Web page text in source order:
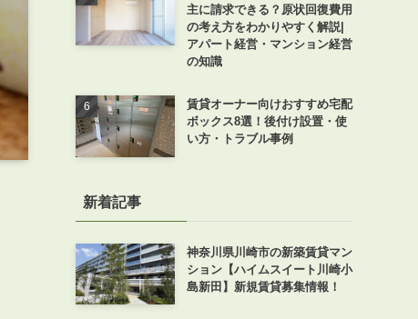
主に請求できる？原状回復費用
の考え方をわかりやすく解説|
アパート経営・マンション経営
の知識
賃貸オーナー向けおすすめ宅配
ボックス8選！後付け設置・使
い方・トラブル事例
新着記事
神奈川県川崎市の新築賃貸マン
ション【ハイムスイート川崎小
島新田】新規賃貸募集情報！